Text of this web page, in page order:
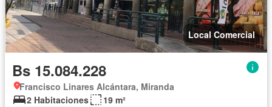
Local Comercial
Bs 15.084.228
Francisco Linares Alcántara, Miranda
2 Habitaciones
19 m²